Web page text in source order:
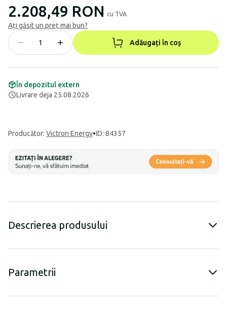
2.208,49 RON cu TVA
Ați găsit un preț mai bun?
Adăugați în coș
În depozitul extern
Livrare deja 25.08.2026
Producător: Victron Energy•ID: 84357
Descrierea produsului
Parametrii